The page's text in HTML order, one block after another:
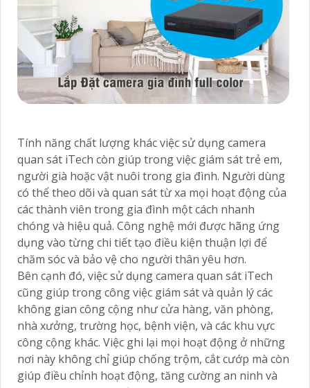
Tính năng chất lượng khác việc sử dụng camera
quan sát iTech còn giúp trong việc giám sát trẻ em,
người già hoặc vật nuôi trong gia đình. Người dùng
có thể theo dõi và quan sát từ xa mọi hoạt động của
các thành viên trong gia đình một cách nhanh
chóng và hiệu quả. Công nghệ mới được hãng ứng
dụng vào từng chi tiết tạo điều kiện thuận lợi để
chăm sóc và bảo vệ cho người thân yêu hơn.
Bên cạnh đó, việc sử dụng camera quan sát iTech
cũng giúp trong công việc giám sát và quản lý các
không gian công cộng như cửa hàng, văn phòng,
nhà xưởng, trường học, bệnh viện, và các khu vực
công cộng khác. Việc ghi lại mọi hoạt động ở những
nơi này không chỉ giúp chống trộm, cắt cướp mà còn
giúp điều chỉnh hoạt động, tăng cường an ninh và